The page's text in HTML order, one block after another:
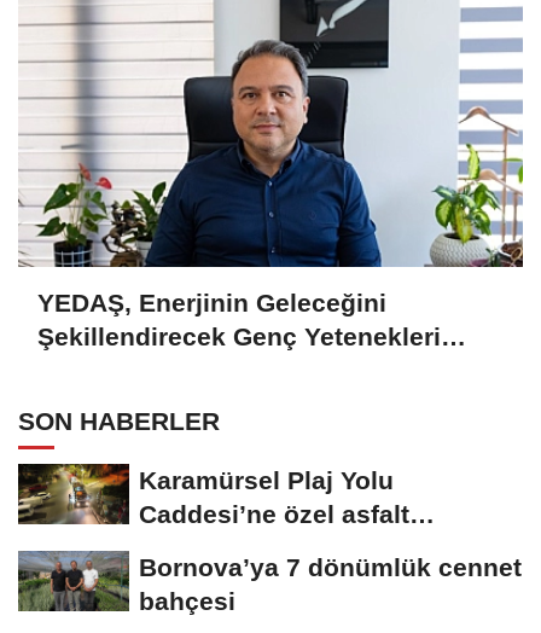
YEDAŞ, Enerjinin Geleceğini
Şekillendirecek Genç Yetenekleri
SON HABERLER
Karamürsel Plaj Yolu
Caddesi’ne özel asfalt
Bornova’ya 7 dönümlük cennet
bahçesi